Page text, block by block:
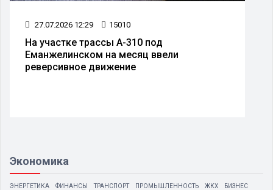
27.07.2026 12:29 15010
На участке трассы А-310 под
Еманжелинском на месяц ввели
реверсивное движение
Экономика
ЭНЕРГЕТИКА ФИНАНСЫ ТРАНСПОРТ ПРОМЫШЛЕННОСТЬ ЖКХ БИЗНЕС